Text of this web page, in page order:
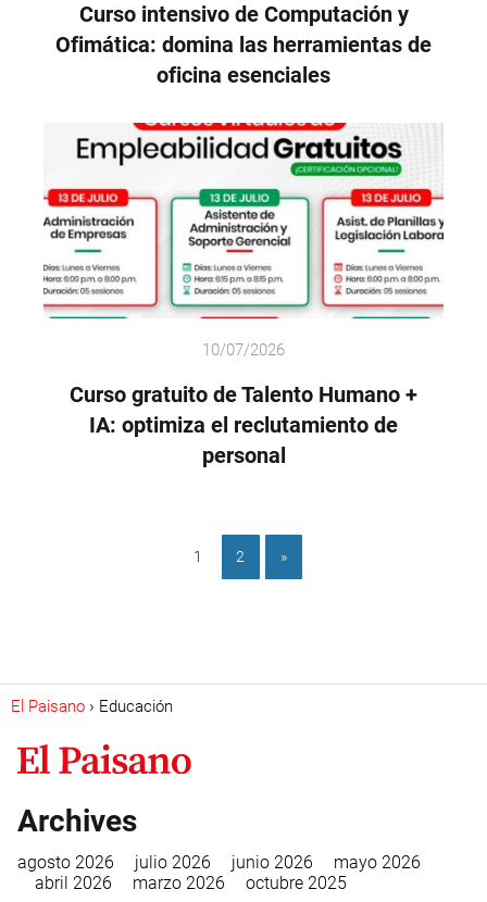
Curso intensivo de Computación y
Ofimática: domina las herramientas de
oficina esenciales
10/07/2026
Curso gratuito de Talento Humano +
IA: optimiza el reclutamiento de
personal
1 2 »
El Paisano Educación
Archives
agosto 2026 julio 2026 junio 2026
mayo 2026
abril 2026
marzo 2026 octubre 2025